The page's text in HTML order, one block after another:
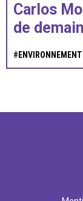
Carlos
de
# ENVIRONNEMENT